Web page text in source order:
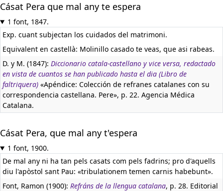
Cásat Pera que mal any te espera
1 font, 1847.
Exp. cuant subjectan los cuidados del matrimoni.
Equivalent en castellà: Molinillo casado te veas, que asi rabeas.
D. y M. (1847): Diccionario catala-castellano y vice versa, redactado
en vista de cuantos se han publicado hasta el dia (Libro de
faltriquera) «Apéndice: Colección de refranes catalanes con su
correspondencia castellana. Pere», p. 22. Agencia Médica
Catalana.
Cásat Pera, que mal any t'espera
1 font, 1900.
De mal any ni ha tan pels casats com pels fadrins; pro d'aquells
diu l'apòstol sant Pau: «tribulationem temen carnis habebunt».
Font, Ramon (1900): Refráns de la llengua catalana, p. 28. Editorial